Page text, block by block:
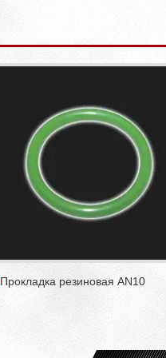
Прокладка резиновая AN10